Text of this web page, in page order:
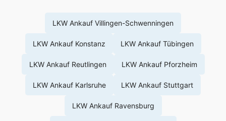
LKW Ankauf Villingen-Schwenningen
LKW Ankauf Konstanz LKW Ankauf Tübingen
LKW Ankauf Reutlingen LKW Ankauf Pforzheim
LKW Ankauf Karlsruhe LKW Ankauf Stuttgart
LKW Ankauf Ravensburg